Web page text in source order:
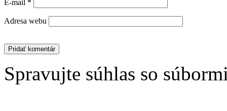
E-mail *
Adresa webu
Spravujte súhlas so